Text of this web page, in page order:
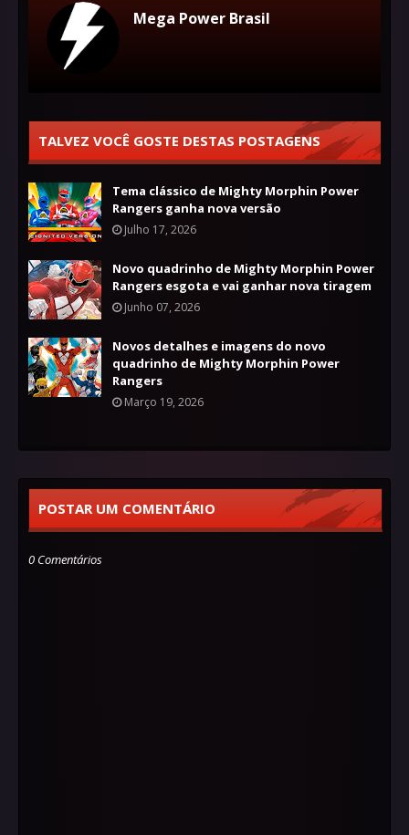
Mega Power Brasil
TALVEZ VOCÊ GOSTE DESTAS POSTAGENS
Tema clássico de Mighty Morphin Power
Rangers ganha nova versão
Julho 17, 2026
Novo quadrinho de Mighty Morphin Power
Rangers esgota e vai ganhar nova tiragem
Junho 07, 2026
Novos detalhes e imagens do novo
quadrinho de Mighty Morphin Power
Rangers
Março 19, 2026
POSTAR UM COMENTÁRIO
0 Comentários